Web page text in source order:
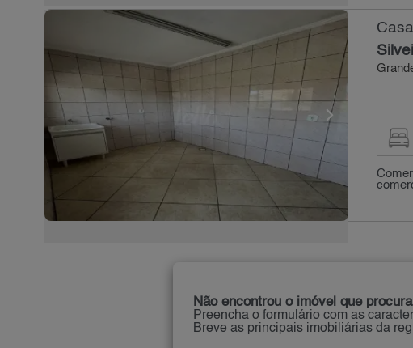
Não encontrou o imóvel que
Preencha o formulário com as
Breve as principais imobiliárias da